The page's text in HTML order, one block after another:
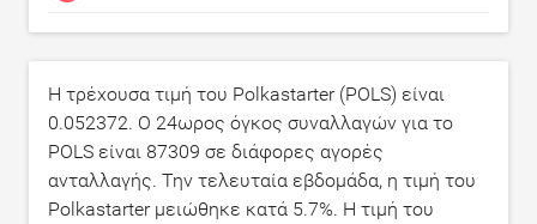
Η τρέχουσα τιμή του Polkastarter (POLS) είναι
0.052372. Ο 24ωρος όγκος συναλλαγών για το
POLS είναι 87309 σε διάφορες αγορές
ανταλλαγής. Την τελευταία εβδομάδα, η τιμή του
Polkastarter μειώθηκε κατά 5.7%. Η τιμή του